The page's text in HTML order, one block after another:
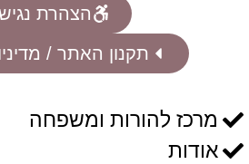
הצהרת
תקנון האתר /
מרכז להורות ומשפחה
אודות